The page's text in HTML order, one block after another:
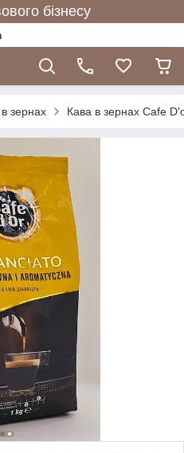
бізнесу
зернах Кава в зернах Cafe